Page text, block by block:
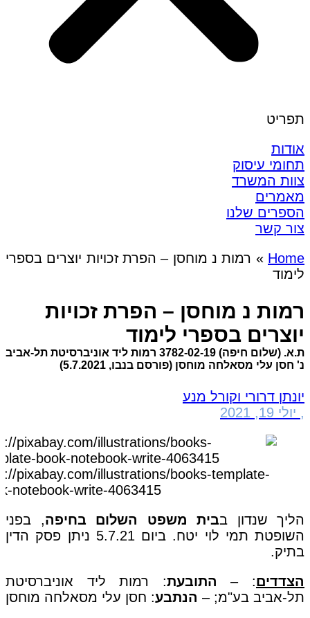
תפריט
אודות
תחומי עיסוק
צוות המשרד
מאמרים
הספרים שלנו
צור קשר
Home
» רמות נ מוחסן – הפרת זכויות יוצרים בספרי
לימוד
רמות נ מוחסן – הפרת זכויות
יוצרים בספרי לימוד
ת.א. (שלום חיפה) 3782-02-19 רמות ליד אוניברסיטת תל-אביב
נ' חסן עלי מסאלחה מוחסן (פורסם בנבו, 5.7.2021)
יונתן דרורי וקורל מנע
, יולי 19, 2021
pixabay.com/illustrations/books-template-
notebook-write-4063415/
הליך שנדון בבית משפט השלום בחיפה, בפני
השופטת תמי לוי יטח. ביום 5.7.21 ניתן פסק הדין
בתיק.
הצדדים: – התובעת: רמות ליד אוניברסיטת
תל-אביב בע"מ; – הנתבע: חסן עלי מסאלחה מוחסן